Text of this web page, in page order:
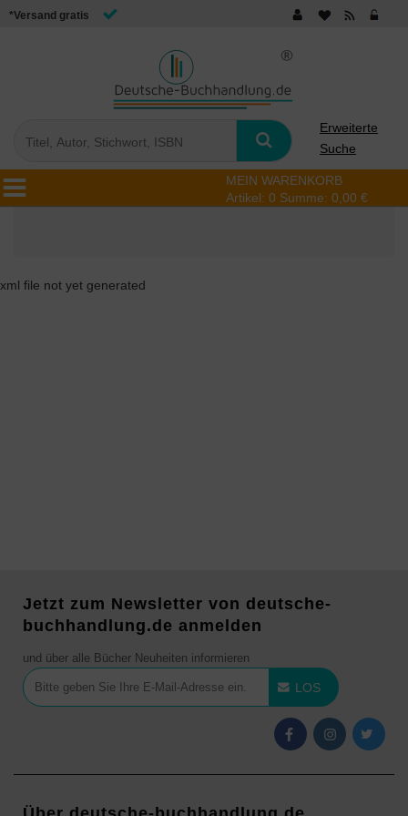
*Versand gratis
Erweiterte
Suche
MEIN WARENKORB
Artikel: 0 Summe: 0,00 €
xml file not yet generated
Jetzt zum Newsletter von deutsche-
buchhandlung.de anmelden
und über alle Bücher Neuheiten informieren
LOS